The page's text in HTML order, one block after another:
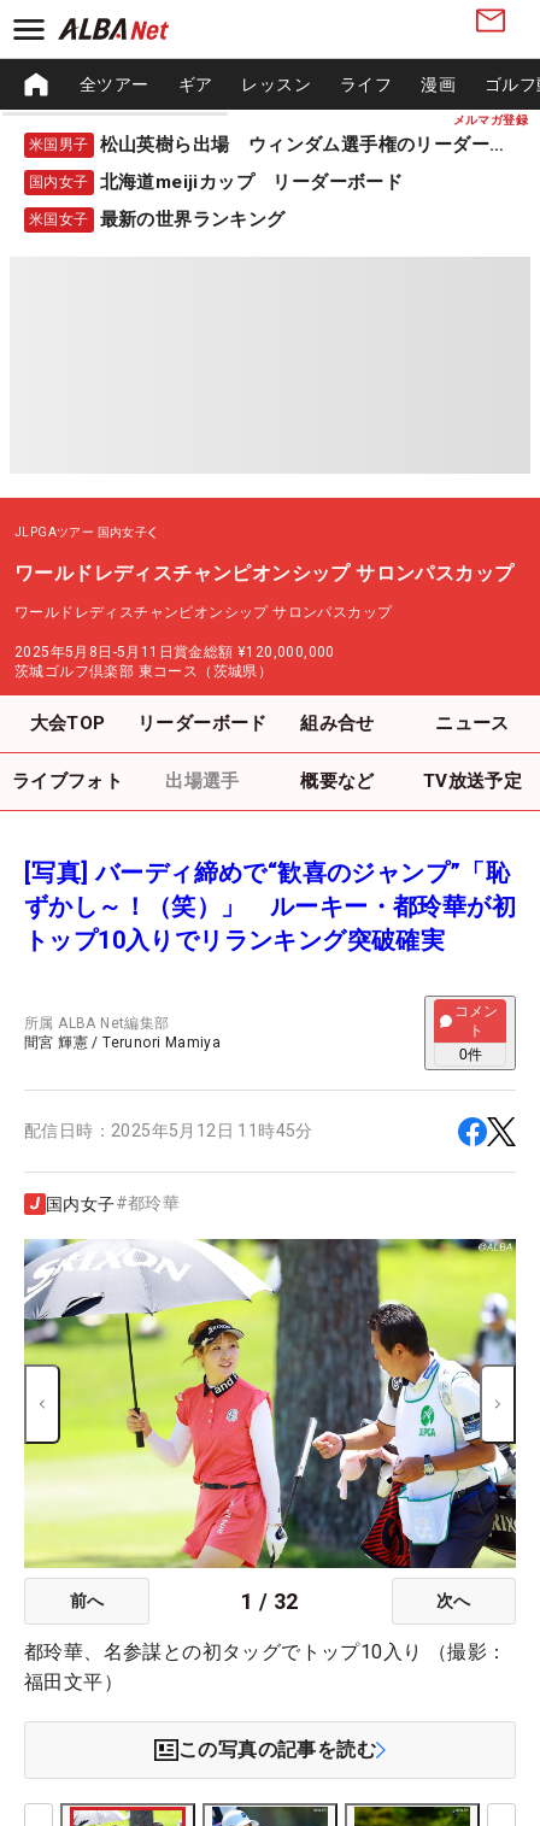
メルマガ登録
全ツアー ギア レッスン ライフ 漫画 ゴル
米国男子 松山英樹ら出場 ウィンダム選手権のリーダーボード
国内女子 北海道meijiカップ リーダーボード
米国女子 最新の世界ランキング
JLPGAツアー 国内女子
ワールドレディスチャンピオンシップ サロンパスカップ
ワールドレディスチャンピオンシップ サロンパスカップ
2025年5月8日-5月11日賞金総額 ¥120,000,000
茨城ゴルフ倶楽部 東コース（茨城県）
大会TOP リーダーボード 組み合せ ニュース
ライブフォト 出場選手 概要など TV放送予定
[写真] バーディ締めで“歓喜のジャンプ”「恥
ずかし～！（笑）」 ルーキー・都玲華が初
トップ10入りでリランキング突破確実
所属ALBA Net編集部
間宮 輝憲 /Terunori Mamiya
コメン
ト
0件
配信日時： 2025年5月12日 11時45分
国内女子#都玲華
前へ 1 / 32 次へ
都玲華、名参謀との初タッグでトップ10入り （撮影：
福田文平）
この写真の記事を読む